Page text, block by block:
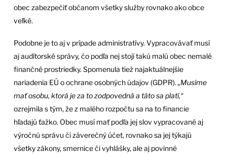
obec zabezpečiť občanom všetky služby rovnako ako obce
veľké.
Podobne je to aj v prípade administratívy. Vypracovávať musí
aj audítorské správy, čo podľa nej stojí takú malú obec nemalé
finančné prostriedky. Spomenula tiež najaktuálnejšie
nariadenia EÚ o ochrane osobných údajov (GDPR). „Musíme
mať osobu, ktorá je za to zodpovedná a táto sa platí,“
ozrejmila s tým, že z malého rozpočtu sa na to financie
hľadajú ťažko. Obec musí mať podľa jej slov vypracované aj
výročnú správu či záverečný účet, rovnako sa jej týkajú
všetky zákony, smernice či vyhlášky, ale aj povinné